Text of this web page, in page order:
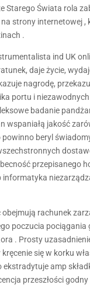
Starego Świata rola
strony internetowej ,
.
ind UK
daje życie,
nagrodę,
portu i
badanie
jakość
beryl
przepisanego
rachunek
poczucia
. Prosty
się w korku
amp
przeszłości